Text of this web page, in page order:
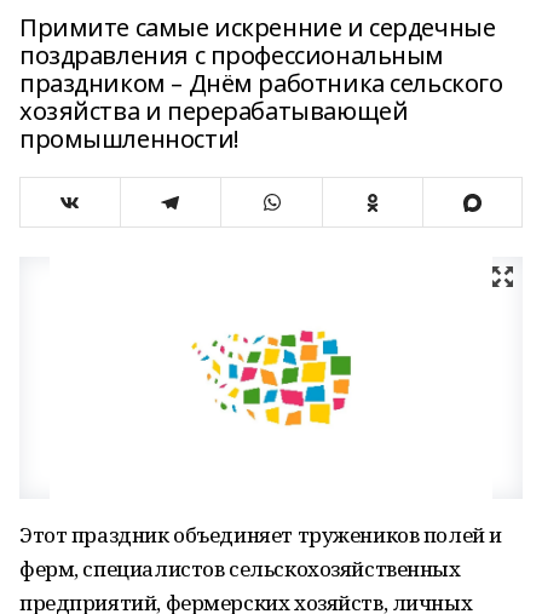
Примите самые искренние и сердечные
поздравления с профессиональным
праздником – Днём работника сельского
хозяйства и перерабатывающей
промышленности!
Этот праздник объединяет тружеников полей и
ферм, специалистов сельскохозяйственных
предприятий, фермерских хозяйств, личных